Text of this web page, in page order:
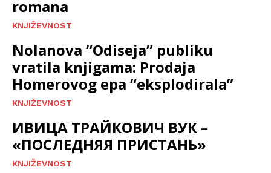
romana
KNJIŽEVNOST
Nolanova “Odiseja” publiku
vratila knjigama: Prodaja
Homerovog epa “eksplodirala”
KNJIŽEVNOST
ИВИЦА ТРАЙКОВИЧ ВУК –
«ПОСЛЕДНЯЯ ПРИСТАНЬ»
KNJIŽEVNOST